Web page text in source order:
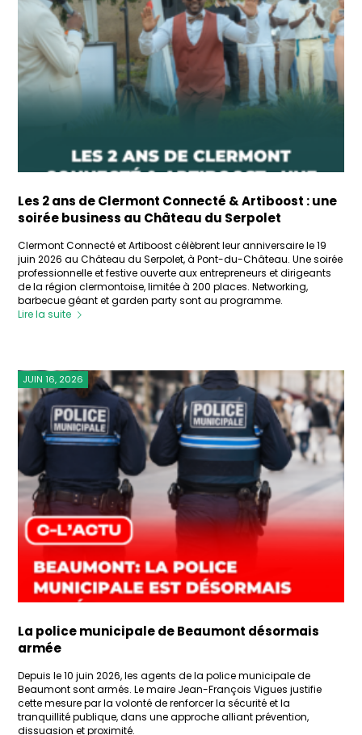
Les 2 ans de Clermont Connecté & Artiboost : une
soirée business au Château du Serpolet
Clermont Connecté et Artiboost célèbrent leur anniversaire le 19
juin 2026 au Château du Serpolet, à Pont-du-Château. Une soirée
professionnelle et festive ouverte aux entrepreneurs et dirigeants
de la région clermontoise, limitée à 200 places. Networking,
barbecue géant et garden party sont au programme.
Lire la suite
La police municipale de Beaumont désormais
armée
JUIN 16, 2026
Depuis le 10 juin 2026, les agents de la police municipale de
Beaumont sont armés. Le maire Jean-François Vigues justifie
cette mesure par la volonté de renforcer la sécurité et la
tranquillité publique, dans une approche alliant prévention,
dissuasion et proximité.